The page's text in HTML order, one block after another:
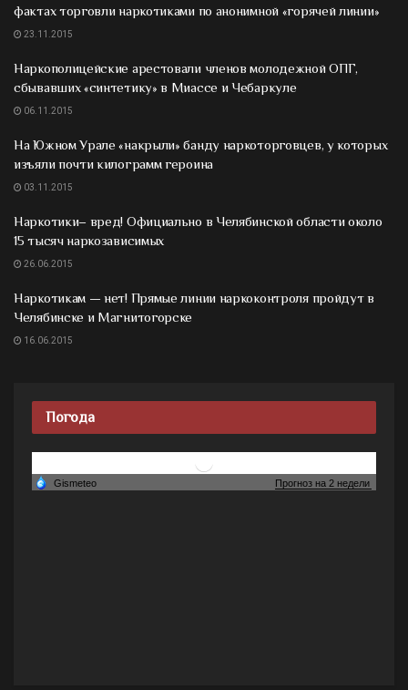
фактах торговли наркотиками по анонимной «горячей линии»
23.11.2015
Наркополицейские арестовали членов молодежной ОПГ,
сбывавших «синтетику» в Миассе и Чебаркуле
06.11.2015
На Южном Урале «накрыли» банду наркоторговцев, у которых
изъяли почти килограмм героина
03.11.2015
Наркотики– вред! Официально в Челябинской области около
15 тысяч наркозависимых
26.06.2015
Наркотикам — нет! Прямые линии наркоконтроля пройдут в
Челябинске и Магнитогорске
16.06.2015
Погода